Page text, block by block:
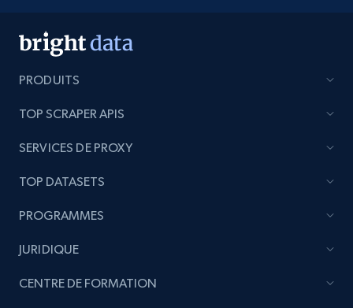
PRODUITS
TOP SCRAPER APIS
SERVICES DE PROXY
TOP DATASETS
PROGRAMMES
JURIDIQUE
CENTRE DE FORMATION